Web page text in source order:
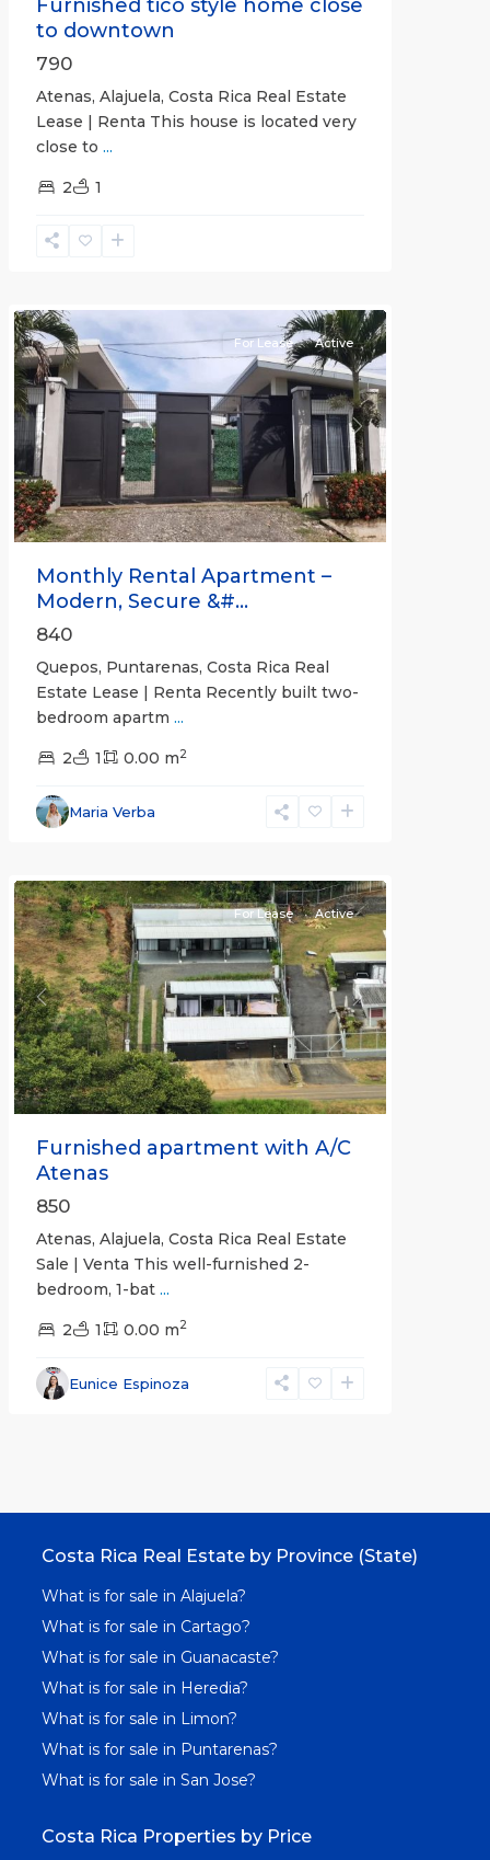
Furnished tico style home close
to downtown
790
Atenas, Alajuela, Costa Rica Real Estate
Lease | Renta This house is located very
close to ...
2 1
Previous Next
For Lease Active
Monthly Rental Apartment –
Modern, Secure &#...
840
Quepos, Puntarenas, Costa Rica Real
Estate Lease | Renta Recently built two-
bedroom apartm ...
2 1 0.00 m2
Maria Verba
Alajuela
(Province)
Previous Next
For Lease Active
Furnished apartment with A/C
Atenas
850
Atenas, Alajuela, Costa Rica Real Estate
Sale | Venta This well-furnished 2-
bedroom, 1-bat ...
2 1 0.00 m2
Eunice Espinoza
Costa Rica Real Estate by Province (State)
What is for sale in Alajuela?
What is for sale in Cartago?
What is for sale in Guanacaste?
What is for sale in Heredia?
What is for sale in Limon?
What is for sale in Puntarenas?
What is for sale in San Jose?
Costa Rica Properties by Price